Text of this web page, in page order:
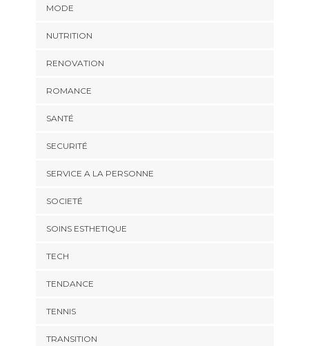
MODE
NUTRITION
RENOVATION
ROMANCE
SANTÉ
SECURITÉ
SERVICE A LA PERSONNE
SOCIETÉ
SOINS ESTHETIQUE
TECH
TENDANCE
TENNIS
TRANSITION